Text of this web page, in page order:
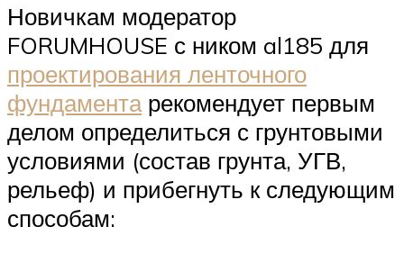
Новичкам модератор
FORUMHOUSE с ником al185 для
проектирования ленточного
фундаментарекомендует первым
делом определиться с грунтовыми
условиями (состав грунта, УГВ,
рельеф) и прибегнуть к следующим
способам: